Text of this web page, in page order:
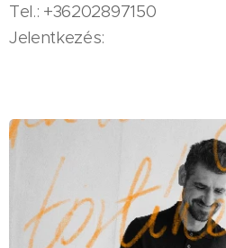
Tel.: +36202897150
Jelentkezés: